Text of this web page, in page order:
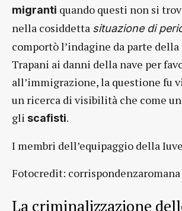
migranti quando questi non si
nella cosiddetta situazione di
comportò l’indagine da parte della
Trapani ai danni della nave per
all’immigrazione, la questione fu
un ricerca di visibilità che come
gli scafisti.
I membri dell’equipaggio della
Fotocredit: corrispondenzaromana
La criminalizzazione